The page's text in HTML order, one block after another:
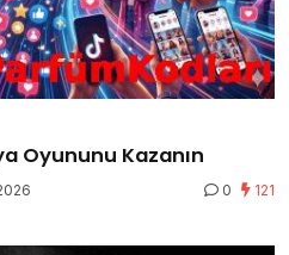
Oyununu Kazanın
0 121